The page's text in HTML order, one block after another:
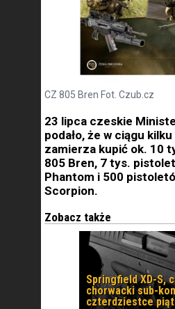
CZ 805 Bren Fot. Czub.cz
23 lipca czeskie
podało, że w ciągu
zamierza kupić ok. 10
805 Bren, 7 tys.
Phantom i 500
Scorpion.
Zobacz także
Springfield XD-S,
chorwacki sub-
czterdziestce